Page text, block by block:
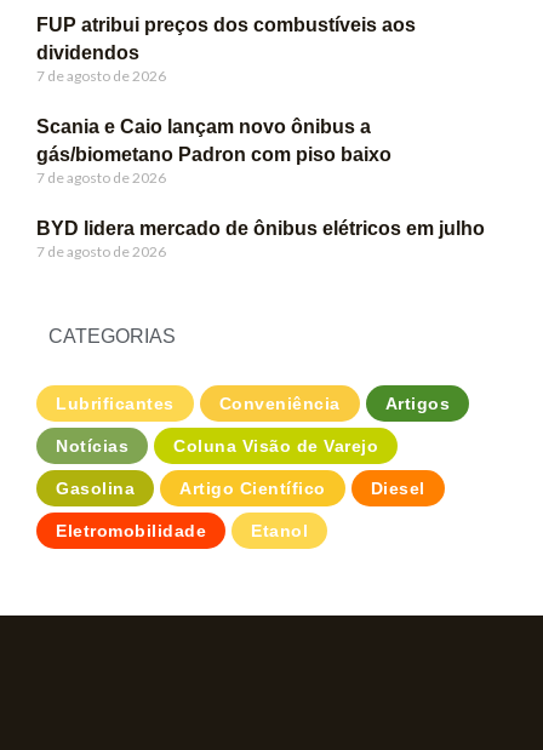
FUP atribui preços dos combustíveis aos
dividendos
7 de agosto de 2026
Scania e Caio lançam novo ônibus a
gás/biometano Padron com piso baixo
7 de agosto de 2026
BYD lidera mercado de ônibus elétricos em julho
7 de agosto de 2026
CATEGORIAS
Lubrificantes Conveniência Artigos
Notícias Coluna Visão de Varejo
Gasolina Artigo Científico Diesel
Eletromobilidade Etanol